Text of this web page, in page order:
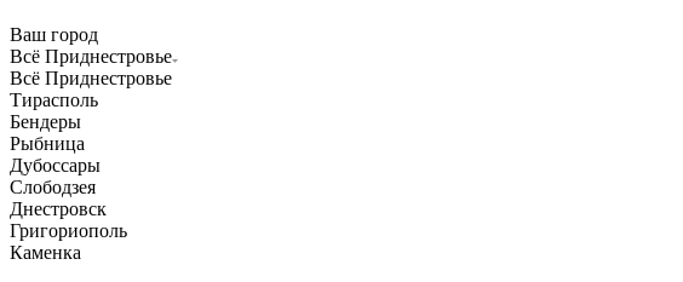
Ваш город
Всё Приднестровье
Всё Приднестровье
Тирасполь
Бендеры
Рыбница
Дубоссары
Слободзея
Днестровск
Григориополь
Каменка